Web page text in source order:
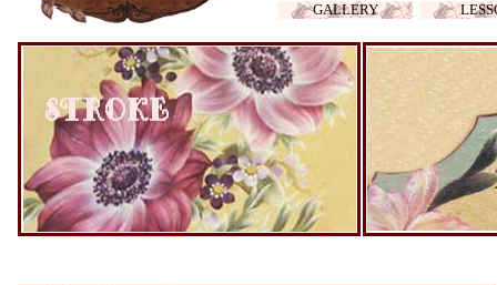
GALLERY